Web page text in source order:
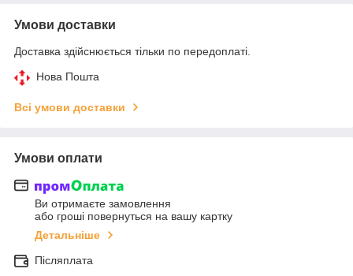
Умови доставки
Доставка здійснюється тільки по передоплаті.
Нова Пошта
Всі умови доставки
Умови оплати
Ви отримаєте замовлення
або гроші повернуться на вашу картку
Детальніше
Післяплата